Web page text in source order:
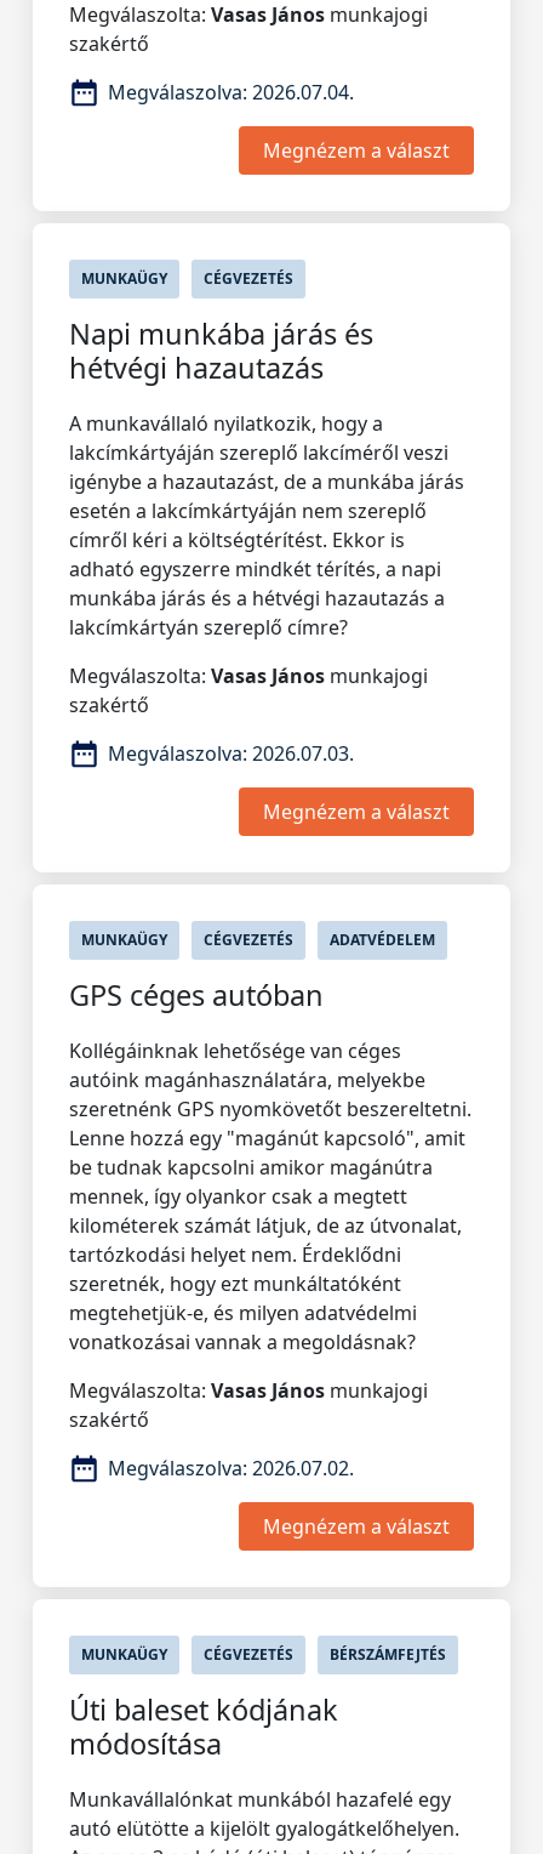
Megválaszolta: Vasas János munkajogi
szakértő
Megválaszolva: 2026.07.04.
Megnézem a választ
MUNKAÜGY CÉGVEZETÉS
Napi munkába járás és
hétvégi hazautazás
A munkavállaló nyilatkozik, hogy a
lakcímkártyáján szereplő lakcíméről veszi
igénybe a hazautazást, de a munkába járás
esetén a lakcímkártyáján nem szereplő
címről kéri a költségtérítést. Ekkor is
adható egyszerre mindkét térítés, a napi
munkába járás és a hétvégi hazautazás a
lakcímkártyán szereplő címre?
Megválaszolta: Vasas János munkajogi
szakértő
Megválaszolva: 2026.07.03.
Megnézem a választ
MUNKAÜGY CÉGVEZETÉS ADATVÉDELEM
GPS céges autóban
Kollégáinknak lehetősége van céges
autóink magánhasználatára, melyekbe
szeretnénk GPS nyomkövetőt beszereltetni.
Lenne hozzá egy "magánút kapcsoló", amit
be tudnak kapcsolni amikor magánútra
mennek, így olyankor csak a megtett
kilométerek számát látjuk, de az útvonalat,
tartózkodási helyet nem. Érdeklődni
szeretnék, hogy ezt munkáltatóként
megtehetjük-e, és milyen adatvédelmi
vonatkozásai vannak a megoldásnak?
Megválaszolta: Vasas János munkajogi
szakértő
Megválaszolva: 2026.07.02.
Megnézem a választ
MUNKAÜGY CÉGVEZETÉS BÉRSZÁMFEJTÉS
Úti baleset kódjának
módosítása
Munkavállalónkat munkából hazafelé egy
autó elütötte a kijelölt gyalogátkelőhelyen.